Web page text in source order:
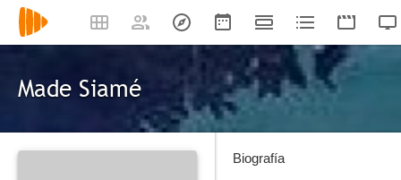
Made Siamé
Biografía